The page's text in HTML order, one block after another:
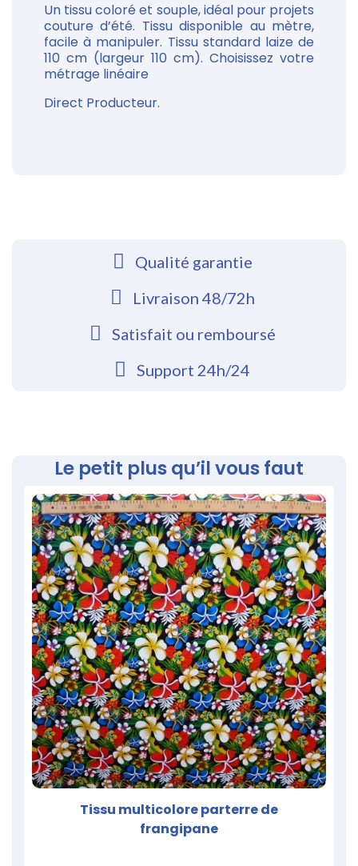
Un tissu coloré et souple, idéal pour projets
couture d’été. Tissu disponible au mètre,
facile à manipuler. Tissu standard laize de
110 cm (largeur 110 cm). Choisissez votre
métrage linéaire
Direct Producteur.
Qualité garantie
Livraison 48/72h
Satisfait ou remboursé
Support 24h/24
Le petit plus qu’il vous faut
Tissu multicolore parterre de
frangipane